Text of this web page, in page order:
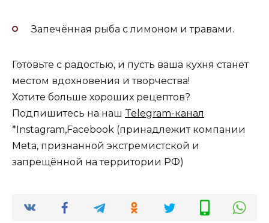
Запечённая рыба с лимоном и травами.
Готовьте с радостью, и пусть ваша кухня станет
местом вдохновения и творчества!
Хотите больше хороших рецептов?
Подпишитесь на наш Telegram-канал
*Instagram,Facebook (принадлежит компании
Meta, признанной экстремистской и
запрещённой на территории РФ)